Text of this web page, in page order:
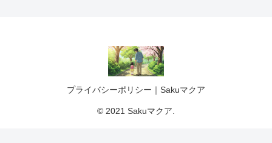
プライバシーポリシー｜Sakuマクア
© 2021 Sakuマクア.